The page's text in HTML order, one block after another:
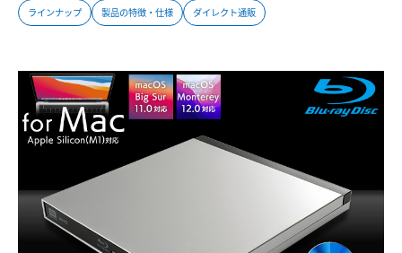
ラインナップ 製品の特徴・仕様 ダイレクト通販